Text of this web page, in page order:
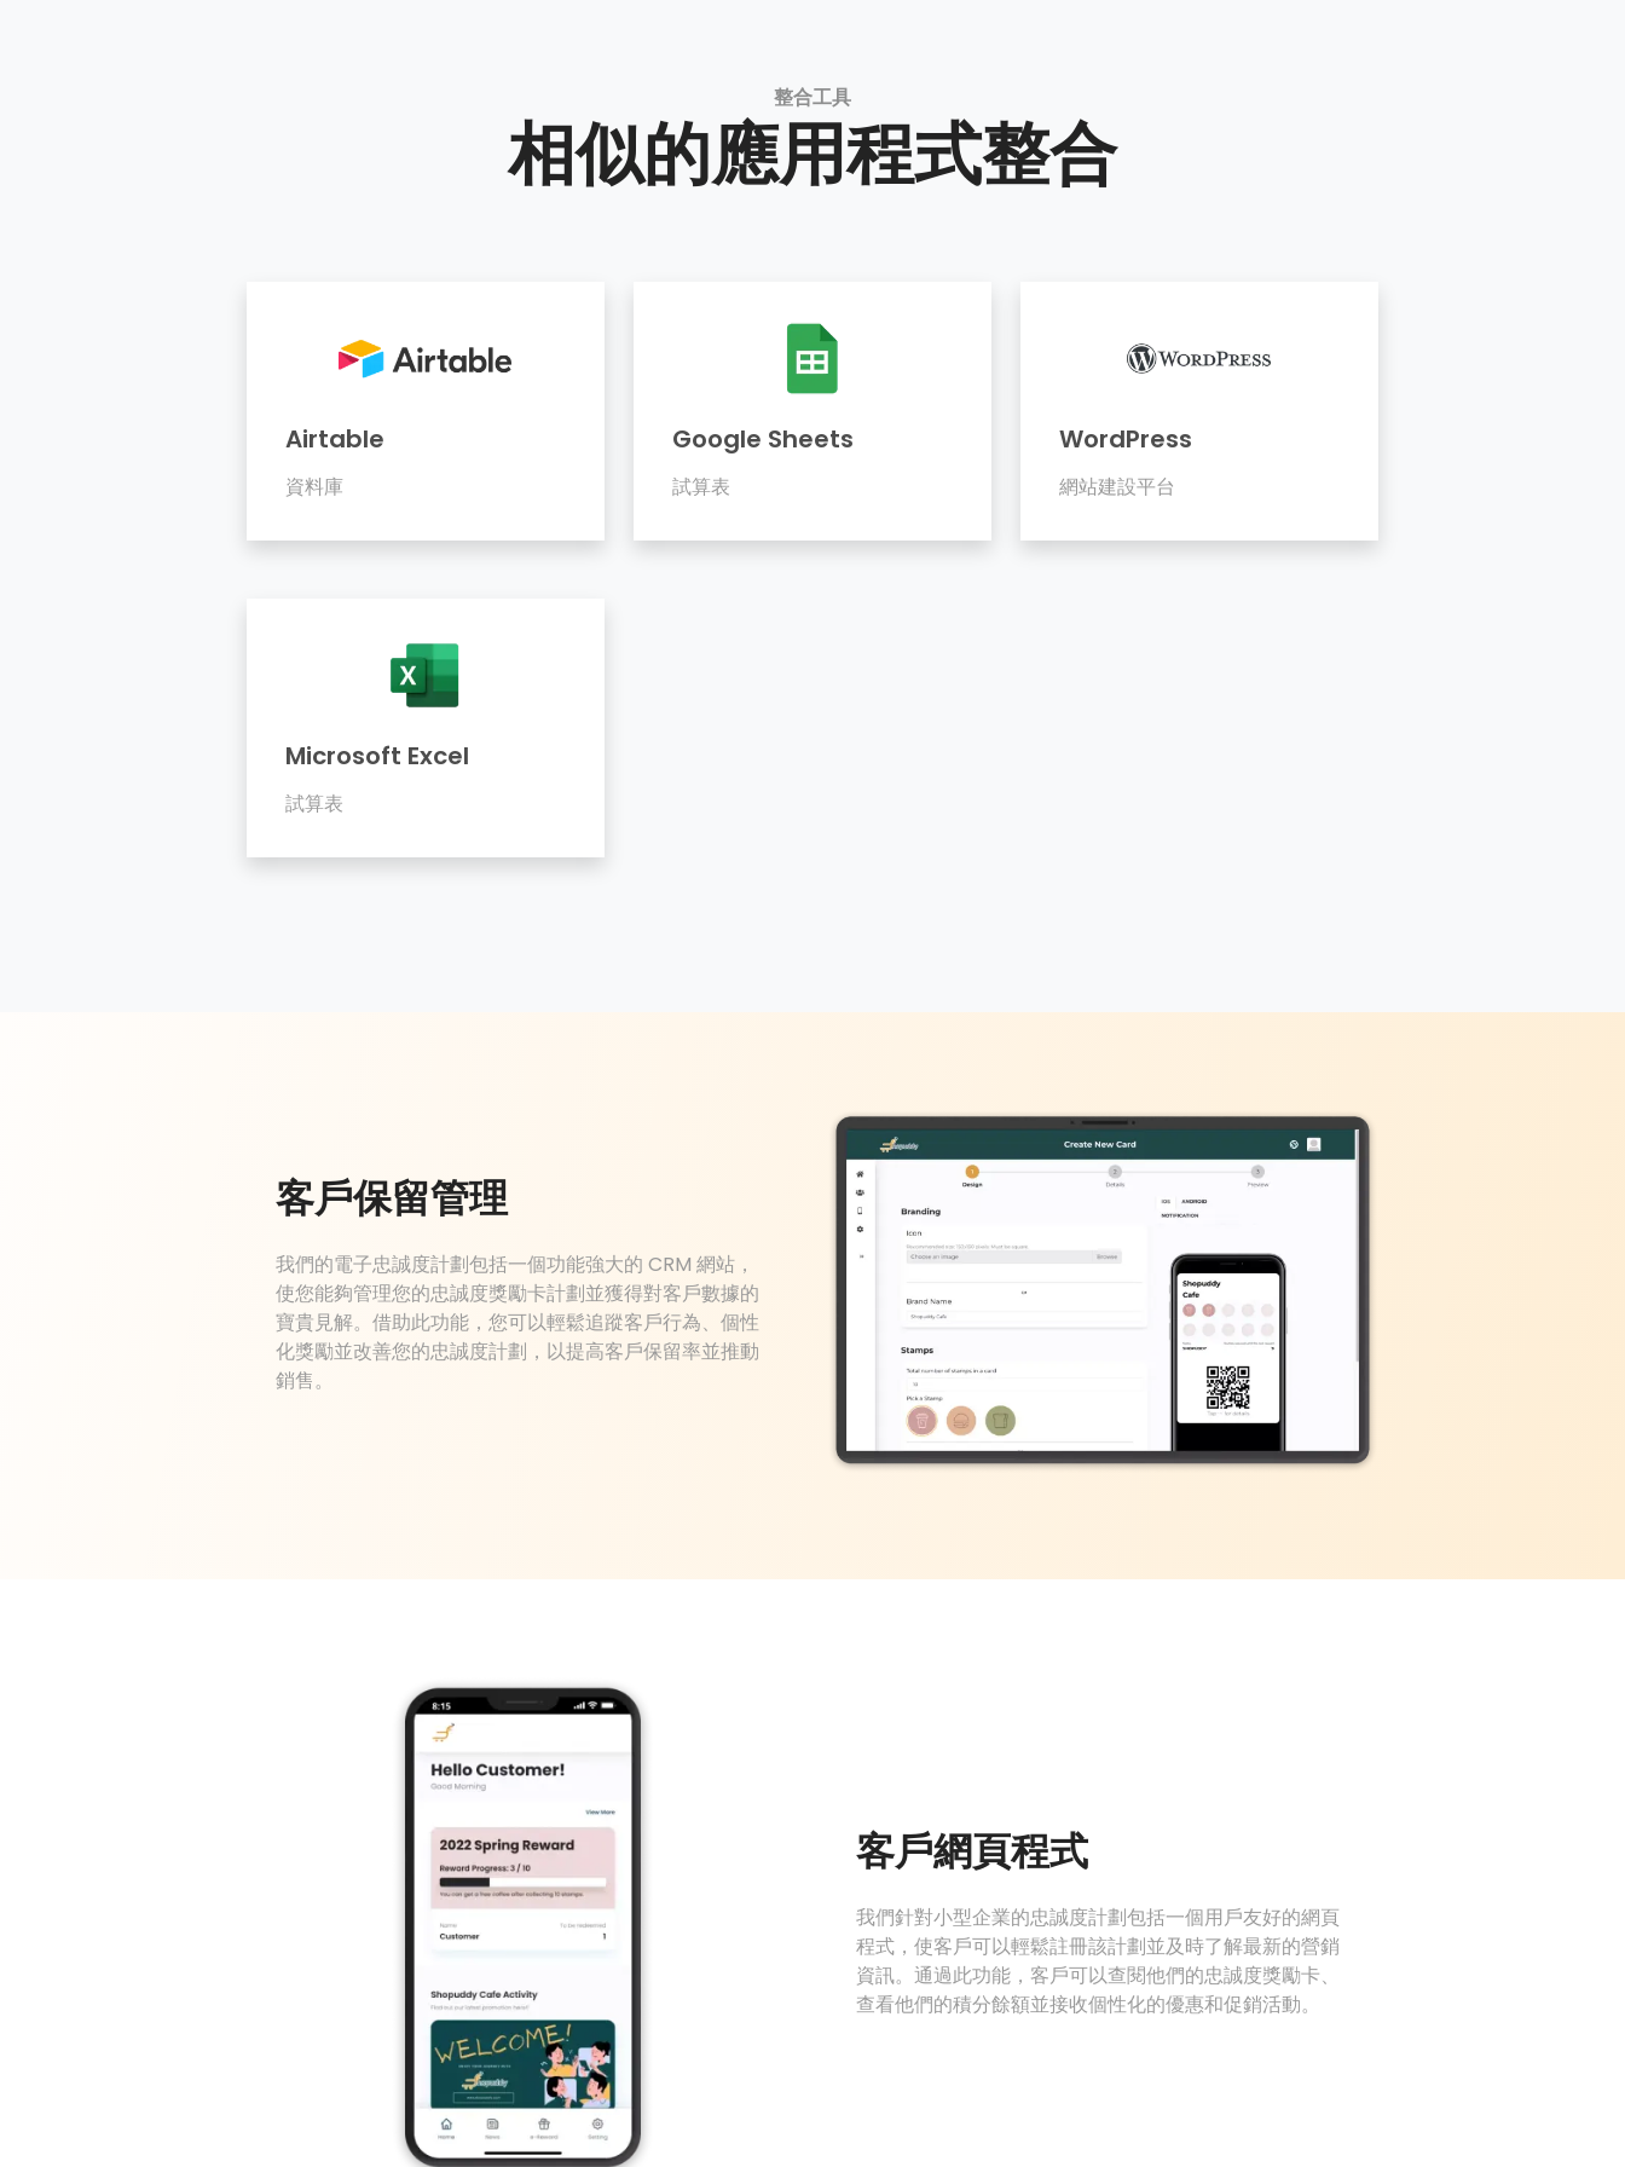
整合工具
相似的應用程式整合
Airtable
資料庫
Google Sheets
試算表
WordPress
網站建設平台
Microsoft Excel
試算表
客戶保留管理
我們的電子忠誠度計劃包括一個功能強大的 CRM 網站，
使您能夠管理您的忠誠度獎勵卡計劃並獲得對客戶數據的
寶貴見解。借助此功能，您可以輕鬆追蹤客戶行為、個性
化獎勵並改善您的忠誠度計劃，以提高客戶保留率並推動
銷售。
客戶網頁程式
我們針對小型企業的忠誠度計劃包括一個用戶友好的網頁
程式，使客戶可以輕鬆註冊該計劃並及時了解最新的營銷
資訊。通過此功能，客戶可以查閱他們的忠誠度獎勵卡、
查看他們的積分餘額並接收個性化的優惠和促銷活動。